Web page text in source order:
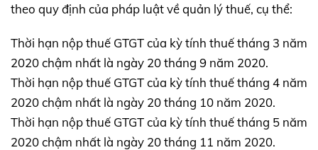
theo quy định của pháp luật về quản lý thuế, cụ thể:
Thời hạn nộp thuế GTGT của kỳ tính thuế tháng 3 năm
2020 chậm nhất là ngày 20 tháng 9 năm 2020.
Thời hạn nộp thuế GTGT của kỳ tính thuế tháng 4 năm
2020 chậm nhất là ngày 20 tháng 10 năm 2020.
Thời hạn nộp thuế GTGT của kỳ tính thuế tháng 5 năm
2020 chậm nhất là ngày 20 tháng 11 năm 2020.